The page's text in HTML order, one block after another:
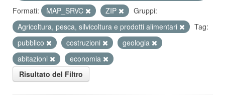
Formati:
MAP_SRVC ZIP
Gruppi:
Agricoltura, pesca, silvicoltura e prodotti alimentari
Tag:
pubblico
costruzioni
geologia
abitazioni
economia
Risultato del Filtro